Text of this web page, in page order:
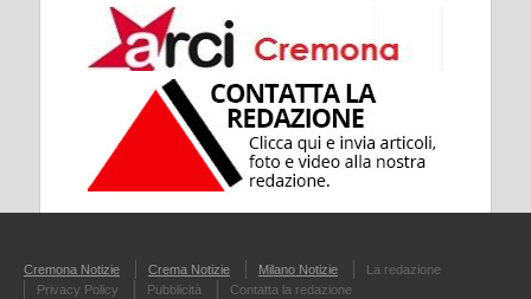
Cremona Notizie Crema Notizie Milano Notizie
La redazione
Privacy Policy
Pubblicità Contatta la redazione